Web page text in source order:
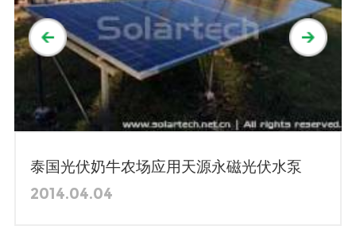
泰国光伏奶牛农场应用天源永磁光伏水泵
2014.04.04